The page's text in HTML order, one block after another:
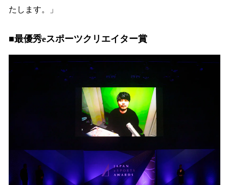
たします。」
■最優秀eスポーツクリエイター賞